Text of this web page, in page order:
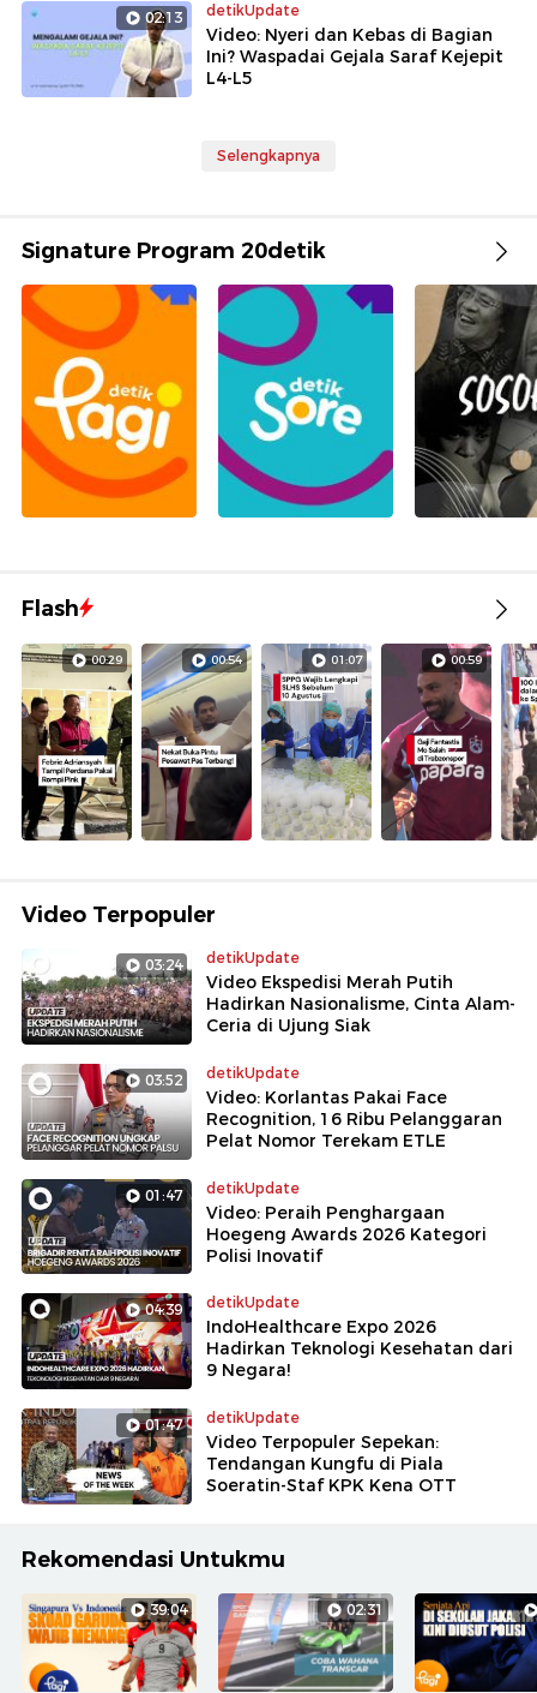
02:13 detikUpdate
Video: Nyeri dan Kebas di Bagian
Ini? Waspadai Gejala Saraf Kejepit
L4-L5
Selengkapnya
Signature Program 20detik
Flash
00:29 00:54 01:07 00:59
Video Terpopuler
03:24 detikUpdate
Video Ekspedisi Merah Putih
Hadirkan Nasionalisme, Cinta Alam-
Ceria di Ujung Siak
03:52 detikUpdate
Video: Korlantas Pakai Face
Recognition, 16 Ribu Pelanggaran
Pelat Nomor Terekam ETLE
01:47 detikUpdate
Video: Peraih Penghargaan
Hoegeng Awards 2026 Kategori
Polisi Inovatif
04:39 detikUpdate
IndoHealthcare Expo 2026
Hadirkan Teknologi Kesehatan dari
9 Negara!
01:47 detikUpdate
Video Terpopuler Sepekan:
Tendangan Kungfu di Piala
Soeratin-Staf KPK Kena OTT
Rekomendasi Untukmu
39:04 02:31